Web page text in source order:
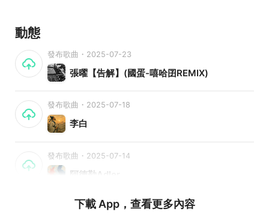
動態
發布歌曲・2025-07-23
張曜【告解】(國蛋-嘻哈囝REMIX)
發布歌曲・2025-07-18
李白
發布歌曲・2025-07-14
阿德勒Adler
下載 App，查看更多內容